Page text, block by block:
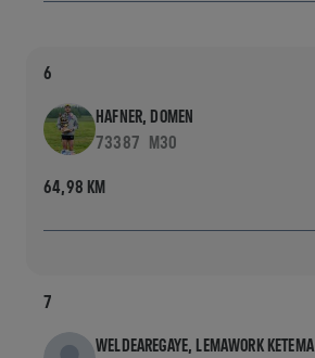
6
HAFNER, DOMEN
73387 M30
64,98 KM
7
WELDEAREGAYE, LEMAWORK KETEMA